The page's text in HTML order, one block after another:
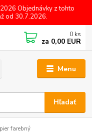
Objednávky z tohto
od 30.7.2026.
Menu
Hľadať
0 ks
za 0,00 EUR
farebný